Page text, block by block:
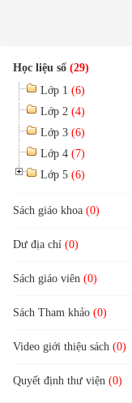
Học liệu số (29)
Lớp 1 (6)
Lớp 2 (4)
Lớp 3 (6)
Lớp 4 (7)
Lớp 5 (6)
Sách giáo khoa (0)
Dư địa chí (0)
Sách giáo viên (0)
Sách Tham khảo (0)
Video giới thiệu sách (0)
Quyết định thư viện (0)